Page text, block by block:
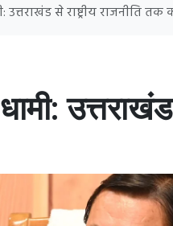
से राष्ट्रीय राजनीति